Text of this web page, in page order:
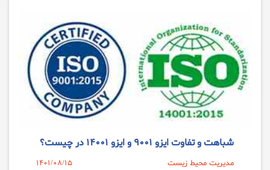
شباهت و تفاوت ایزو ۹۰۰۱ و ایزو ۱۴۰۰۱ در چیست؟
مدیریت محیط زیست
1401/08/15